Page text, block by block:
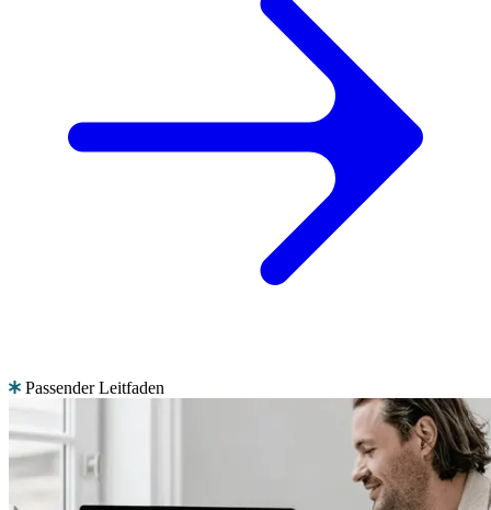
Passender Leitfaden